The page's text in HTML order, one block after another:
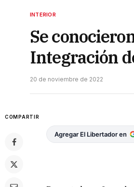
INTERIOR
Se
Integración
20 de noviembre de 2022
COMPARTIR
Agregar El Libertador en